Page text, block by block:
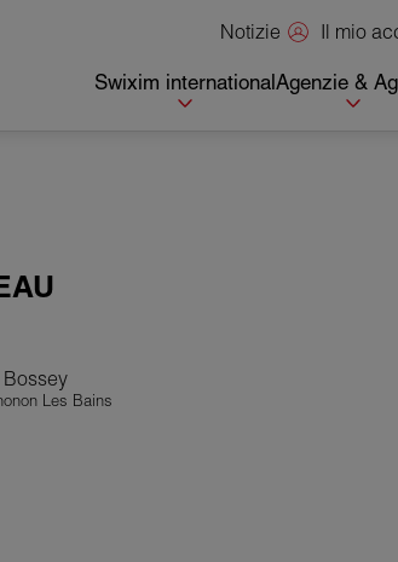
Notizie Il mio
Swixim internationalAgenzie &
Les Bains